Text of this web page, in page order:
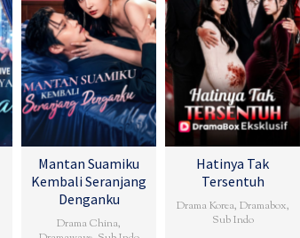
Mantan Suamiku
Kembali Seranjang
Denganku
Drama China,
Hatinya Tak
Tersentuh
Drama Korea, Dramabox,
Sub Indo